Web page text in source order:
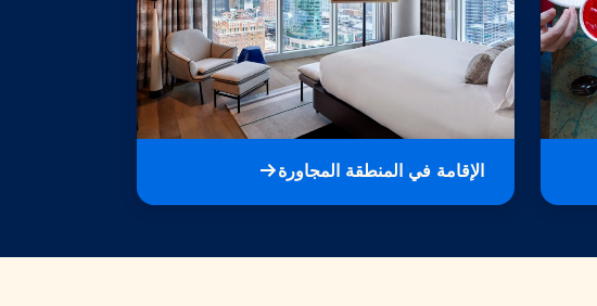
الإقامة في المنطقة المجاورة